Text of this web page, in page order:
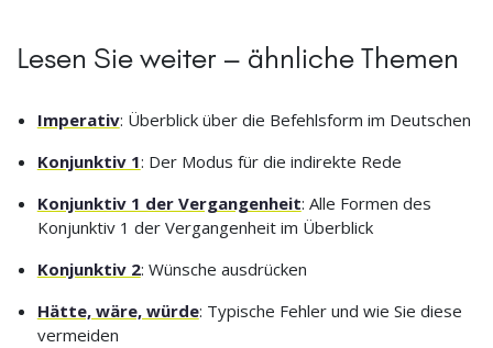
Lesen Sie weiter – ähnliche Themen
Imperativ: Überblick über die Befehlsform im Deutschen
Konjunktiv 1: Der Modus für die indirekte Rede
Konjunktiv 1 der Vergangenheit: Alle Formen des
Konjunktiv 1 der Vergangenheit im Überblick
Konjunktiv 2: Wünsche ausdrücken
Hätte, wäre, würde: Typische Fehler und wie Sie diese
vermeiden